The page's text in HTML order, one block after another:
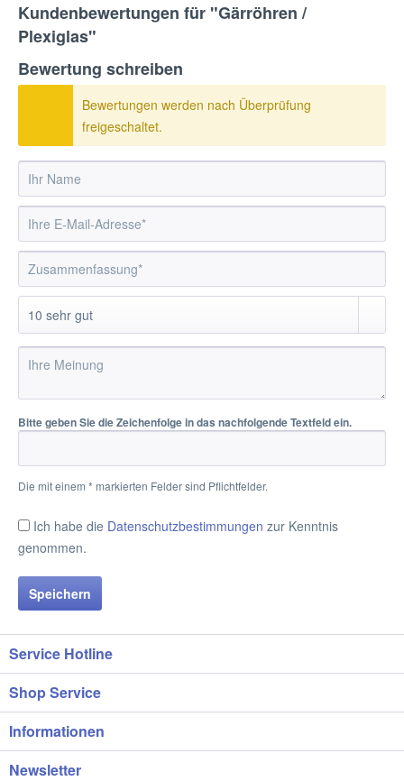
Kundenbewertungen für "Gärröhren /
Plexiglas"
Bewertung schreiben
Bewertungen werden nach Überprüfung
freigeschaltet.
Bitte geben Sie die Zeichenfolge in das nachfolgende Textfeld ein.
Die mit einem * markierten Felder sind Pflichtfelder.
Ich habe die Datenschutzbestimmungen zur Kenntnis
genommen.
Speichern
Service Hotline
Shop Service
Informationen
Newsletter